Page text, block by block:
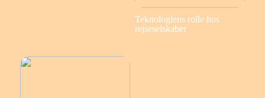
Teknologiens rolle hos
rejseselskaber